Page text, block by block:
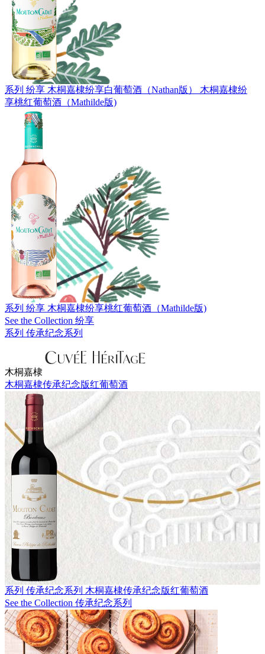
系列 纷享 木桐嘉棣纷享白葡萄酒（Nathan版）
木桐嘉棣纷
享桃红葡萄酒（Mathilde版)
系列 纷享 木桐嘉棣纷享桃红葡萄酒（Mathilde版)
See the Collection 纷享
系列 传承纪念系列
木桐嘉棣
木桐嘉棣传承纪念版红葡萄酒
系列 传承纪念系列 木桐嘉棣传承纪念版红葡萄酒
See the Collection 传承纪念系列